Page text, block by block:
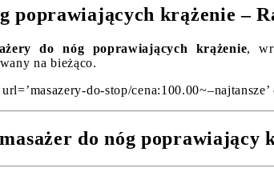
poprawiających krążenie –
do nóg poprawiających krążenie,
na bieżąco.
do-stop/cena:100.00~–najtansze’
do nóg poprawiający